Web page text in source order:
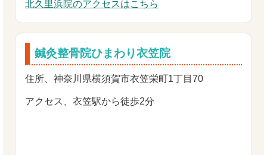
北久里浜院のアクセスはこちら
鍼灸整骨院ひまわり衣笠院
住所、神奈川県横須賀市衣笠栄町1丁目70
アクセス、衣笠駅から徒歩2分